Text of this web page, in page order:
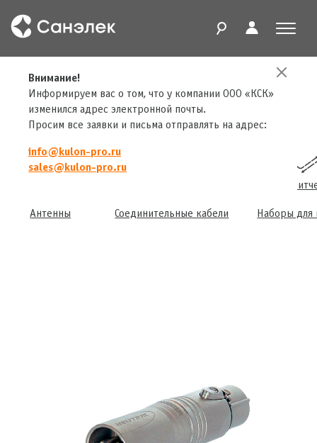
Внимание!
Информируем вас о том, что у компании ООО «КСК»
изменился адрес электронной почты.
Просим все заявки и письма отправлять на адрес:
info@kulon-pro.ru
sales@kulon-pro.ru
Главная Продукты Переходник (5-пин)M/(3-пин)F
Антенны Соединительные кабели Наборы для